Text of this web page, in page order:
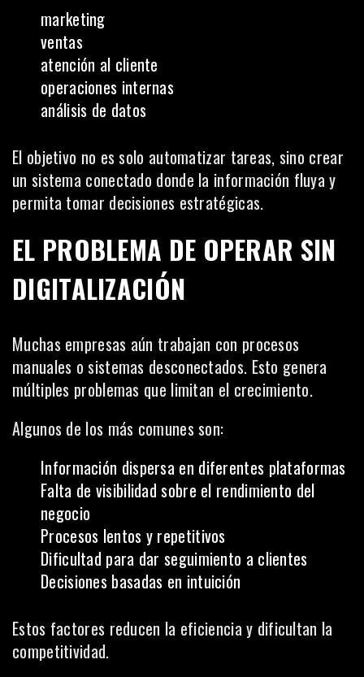
marketing
ventas
atención al cliente
operaciones internas
análisis de datos
El objetivo no es solo automatizar tareas, sino crear
un sistema conectado donde la información fluya y
permita tomar decisiones estratégicas.
EL PROBLEMA DE OPERAR SIN
DIGITALIZACIÓN
Muchas empresas aún trabajan con procesos
manuales o sistemas desconectados. Esto genera
múltiples problemas que limitan el crecimiento.
Algunos de los más comunes son:
Información dispersa en diferentes plataformas
Falta de visibilidad sobre el rendimiento del
negocio
Procesos lentos y repetitivos
Dificultad para dar seguimiento a clientes
Decisiones basadas en intuición
Estos factores reducen la eficiencia y dificultan la
competitividad.